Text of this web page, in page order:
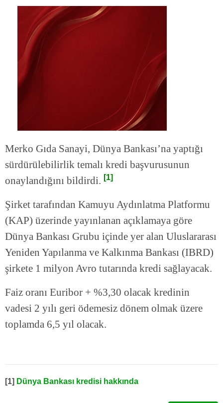
Merko Gıda Sanayi, Dünya Bankası’na yaptığı
sürdürülebilirlik temalı kredi başvurusunun
onaylandığını bildirdi. [1]
Şirket tarafından Kamuyu Aydınlatma Platformu
(KAP) üzerinde yayınlanan açıklamaya göre
Dünya Bankası Grubu içinde yer alan Uluslararası
Yeniden Yapılanma ve Kalkınma Bankası (IBRD)
şirkete 1 milyon Avro tutarında kredi sağlayacak.
Faiz oranı Euribor + %3,30 olacak kredinin
vadesi 2 yılı geri ödemesiz dönem olmak üzere
toplamda 6,5 yıl olacak.
[1] Dünya Bankası kredisi hakkında